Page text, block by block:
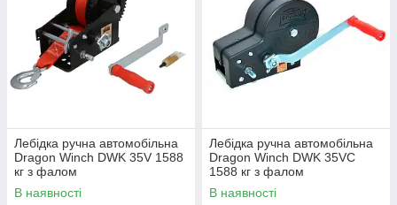
Лебідка ручна автомобільна
Dragon Winch DWK 35V 1588
кг з фалом
В наявності
Лебідка ручна автомобільна
Dragon Winch DWK 35VC
1588 кг з фалом
В наявності